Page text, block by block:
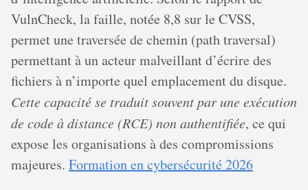
VulnCheck, la faille, notée 8,8 sur le CVSS,
permet une traversée de chemin (path traversal)
permettant à un acteur malveillant d’écrire des
fichiers à n’importe quel emplacement du disque.
Cette capacité se traduit souvent par une exécution
de code à distance (RCE) non authentifiée, ce qui
expose les organisations à des compromissions
majeures. Formation en cybersécurité 2026